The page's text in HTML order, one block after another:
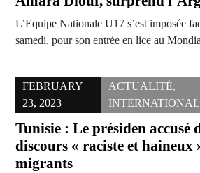
L’Equipe Nationale U17 s’est imposée
samedi, pour son entrée en lice au
FEBRUARY
23, 2023
ACTUALITÉ,
INTERNATIONAL
Tunisie : Le présiden accusé
discours « raciste et haineux
migrants